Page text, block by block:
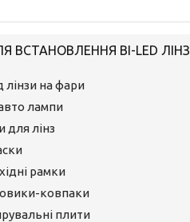
ВСТАНОВЛЕННЯ BI-LED ЛІНЗ
лінзи на фари
лампи
для лінз
рамки
ковпаки
плити